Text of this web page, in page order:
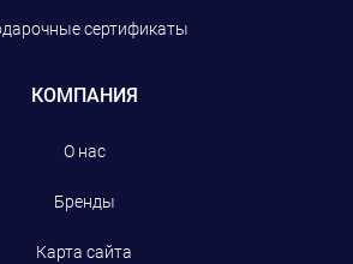
сертификаты
КОМПАНИЯ
О нас
Бренды
Карта сайта